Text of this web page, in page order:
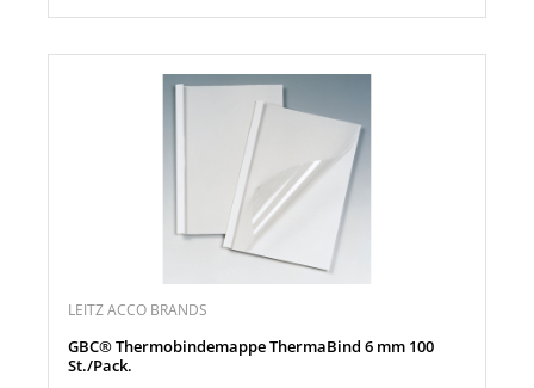
LEITZ ACCO BRANDS
GBC® Thermobindemappe ThermaBind 6 mm 100
St./Pack.